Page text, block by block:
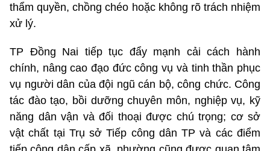
thẩm quyền, chồng chéo hoặc không rõ trách nhiệm
xử lý.
TP Đồng Nai tiếp tục đẩy mạnh cải cách hành
chính, nâng cao đạo đức công vụ và tinh thần phục
vụ người dân của đội ngũ cán bộ, công chức. Công
tác đào tạo, bồi dưỡng chuyên môn, nghiệp vụ, kỹ
năng dân vận và đối thoại được chú trọng; cơ sở
vật chất tại Trụ sở Tiếp công dân TP và các điểm